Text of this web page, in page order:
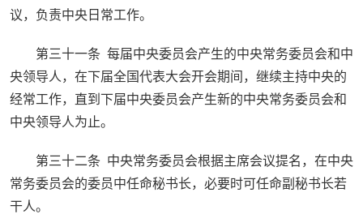
议，负责中央日常工作。
第三十一条 每届中央委员会产生的中央常务委员会和中
央领导人，在下届全国代表大会开会期间，继续主持中央的
经常工作，直到下届中央委员会产生新的中央常务委员会和
中央领导人为止。
第三十二条 中央常务委员会根据主席会议提名，在中央
常务委员会的委员中任命秘书长，必要时可任命副秘书长若
干人。